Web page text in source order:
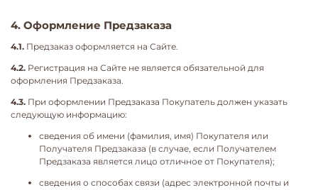
4. Оформление Предзаказа
4.1. Предзаказ оформляется на Сайте.
4.2. Регистрация на Сайте не является обязательной для
оформления Предзаказа.
4.3. При оформлении Предзаказа Покупатель должен указать
следующую информацию:
сведения об имени (фамилия, имя) Покупателя или
Получателя Предзаказа (в случае, если Получателем
Предзаказа является лицо отличное от Покупателя);
сведения о способах связи (адрес электронной почты и